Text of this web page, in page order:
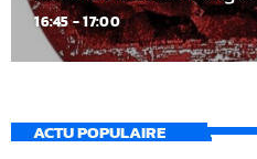
16:45 - 17:00
ACTU POPULAIRE